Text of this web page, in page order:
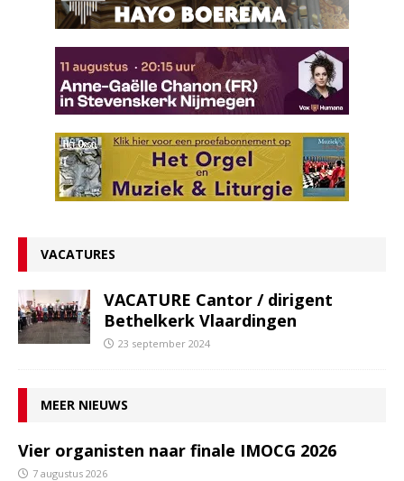
VACATURES
VACATURE Cantor / dirigent
Bethelkerk Vlaardingen
23 september 2024
MEER NIEUWS
Vier organisten naar finale IMOCG 2026
7 augustus 2026